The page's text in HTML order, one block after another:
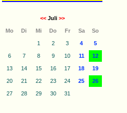
<<Juli >>
Mo Di Mi Do Fr Sa So
1 2 3 4 5
6 7 8 9 10 11 12
13 14 15 16 17 18 19
20 21 22 23 24 25 26
27 28 29 30 31